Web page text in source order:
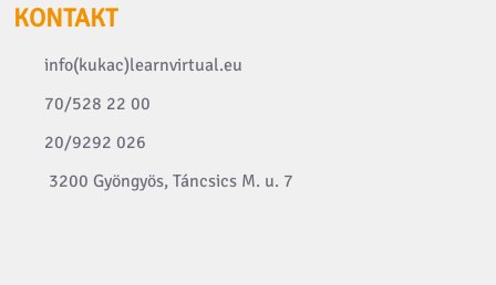
KONTAKT
info(kukac)learnvirtual.eu
70/528 22 00
20/9292 026
3200 Gyöngyös, Táncsics M. u. 7